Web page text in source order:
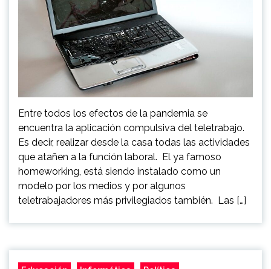
Entre todos los efectos de la pandemia se
encuentra la aplicación compulsiva del teletrabajo.
Es decir, realizar desde la casa todas las actividades
que atañen a la función laboral. El ya famoso
homeworking, está siendo instalado como un
modelo por los medios y por algunos
teletrabajadores más privilegiados también. Las […]